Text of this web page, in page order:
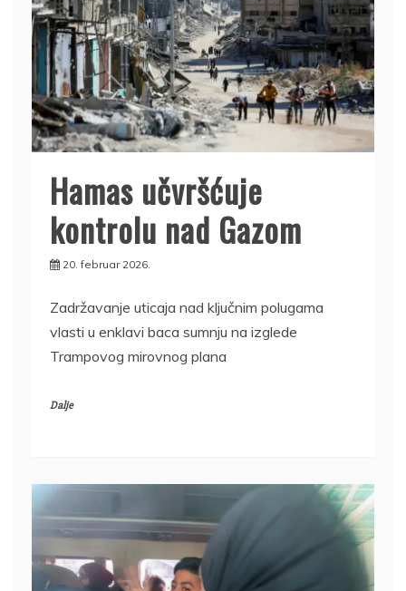
Hamas učvršćuje
kontrolu nad Gazom
20. februar 2026.
Zadržavanje uticaja nad ključnim polugama
vlasti u enklavi baca sumnju na izglede
Trampovog mirovnog plana
Dalje